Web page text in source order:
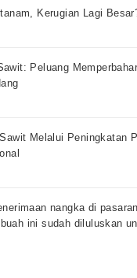
Kerugian Lagi
Peluang
Melalui Peningkatan
nangka di
ini sudah diluluskan